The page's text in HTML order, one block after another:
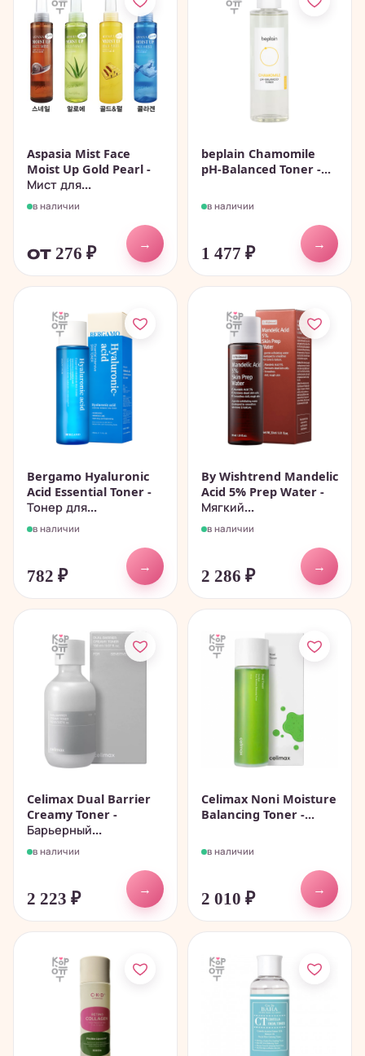
Aspasia Mist Face
Moist Up Gold Pearl -
Мист для...
в наличии
от 276 ₽
→
beplain Chamomile
pH-Balanced Toner -...
в наличии
1 477 ₽
→
Bergamo Hyaluronic
Acid Essential Toner -
Тонер для...
в наличии
782 ₽
→
By Wishtrend Mandelic
Acid 5% Prep Water -
Мягкий...
в наличии
2 286 ₽
→
Celimax Dual Barrier
Creamy Toner -
Барьерный...
в наличии
2 223 ₽
→
Celimax Noni Moisture
Balancing Toner -...
в наличии
2 010 ₽
→